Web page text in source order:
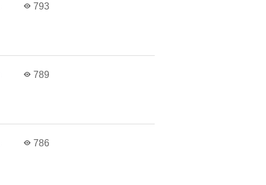
793
789
786